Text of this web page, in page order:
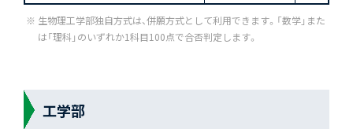
生物理工学部独自方式は、併願方式として利用できます。「数学」また
は「理科」のいずれか1科目100点で合否判定します。
工学部